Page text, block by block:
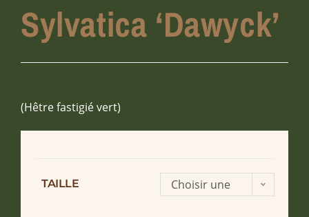
Sylvatica ‘Dawyck’
(Hêtre fastigié vert)
TAILLE
Choisir une